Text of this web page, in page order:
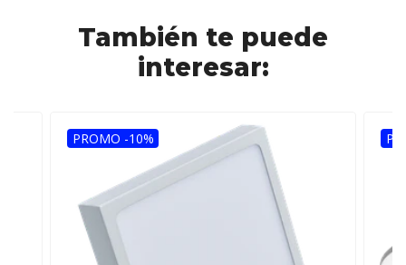
También te puede
interesar:
PROMO -10%